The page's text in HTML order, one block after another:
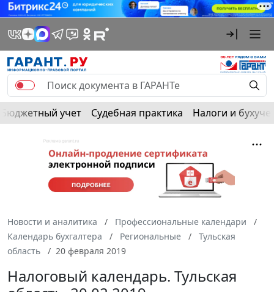
Бюджетный учет Судебная практика Налоги и
Новости и аналитика
Профессиональные календари
Календарь бухгалтера
Региональные
Тульская
область
20 февраля 2019
Налоговый календарь. Тульская